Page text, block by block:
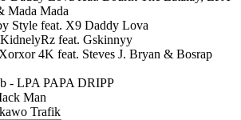
Mada Mada
Style feat. X9 Daddy Lova
feat. Gskinnyy
4K feat. Steves J. Bryan & Bosrap
- LPA PAPA DRIPP
Man
Trafik